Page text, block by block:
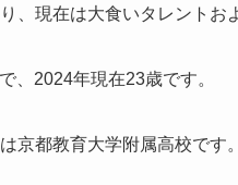
、現在は大食いタレントお
、2024年現在23歳です。
京都教育大学附属高校です。